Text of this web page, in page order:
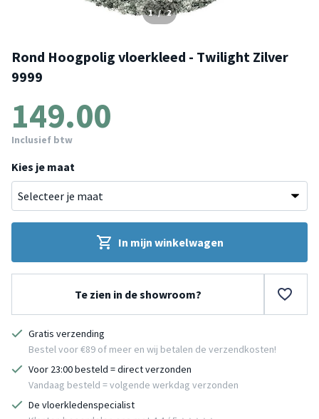
1 / 2
Rond Hoogpolig vloerkleed - Twilight Zilver
9999
149.00
Inclusief btw
Kies je maat
In mijn winkelwagen
Te zien in de showroom?
Gratis verzending
Bestel voor €89 of meer en wij betalen de verzendkosten!
Voor 23:00 besteld = direct verzonden
Vandaag besteld = volgende werkdag verzonden
De vloerkledenspecialist